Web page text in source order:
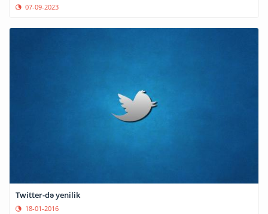
07-09-2023
Twitter-də yenilik
18-01-2016